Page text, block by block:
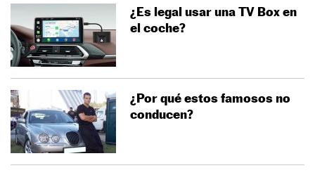
¿Es legal usar una TV Box en
el coche?
¿Por qué estos famosos no
conducen?